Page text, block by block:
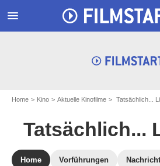
menu
Home Kino Aktuelle Kinofilme Tatsächlich...
Tatsächlich...
Home Vorführungen